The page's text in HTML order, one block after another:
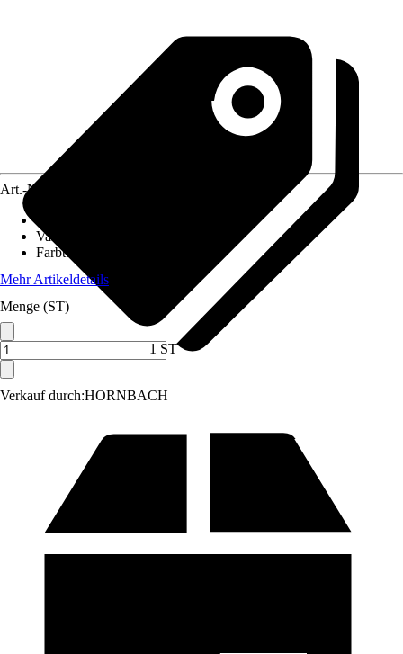
Verkauf durch:HORNBACH
Art.-Nr.
Variante
Farbton
Mehr Artikeldetails
Menge (ST)
1 ST